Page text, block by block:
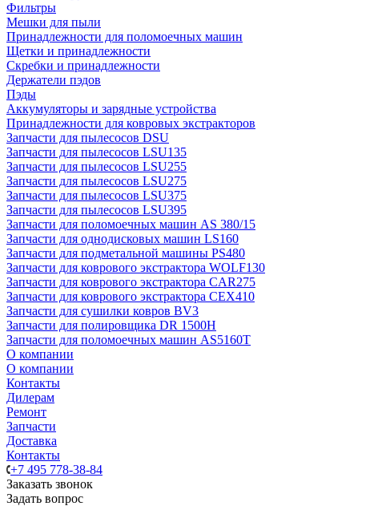
Фильтры
Мешки для пыли
Принадлежности для поломоечных машин
Щетки и принадлежности
Скребки и принадлежности
Держатели пэдов
Пэды
Аккумуляторы и зарядные устройства
Принадлежности для ковровых экстракторов
Запчасти для пылесосов DSU
Запчасти для пылесосов LSU135
Запчасти для пылесосов LSU255
Запчасти для пылесосов LSU275
Запчасти для пылесосов LSU375
Запчасти для пылесосов LSU395
Запчасти для поломоечных машин AS 380/15
Запчасти для однодисковых машин LS160
Запчасти для подметальной машины PS480
Запчасти для коврового экстрактора WOLF130
Запчасти для коврового экстрактора CAR275
Запчасти для коврового экстрактора CEX410
Запчасти для сушилки ковров BV3
Запчасти для полировщика DR 1500H
Запчасти для поломоечных машин AS5160T
О компании
О компании
Контакты
Дилерам
Ремонт
Запчасти
Доставка
Контакты
+7 495 778-38-84
Заказать звонок
Задать вопрос